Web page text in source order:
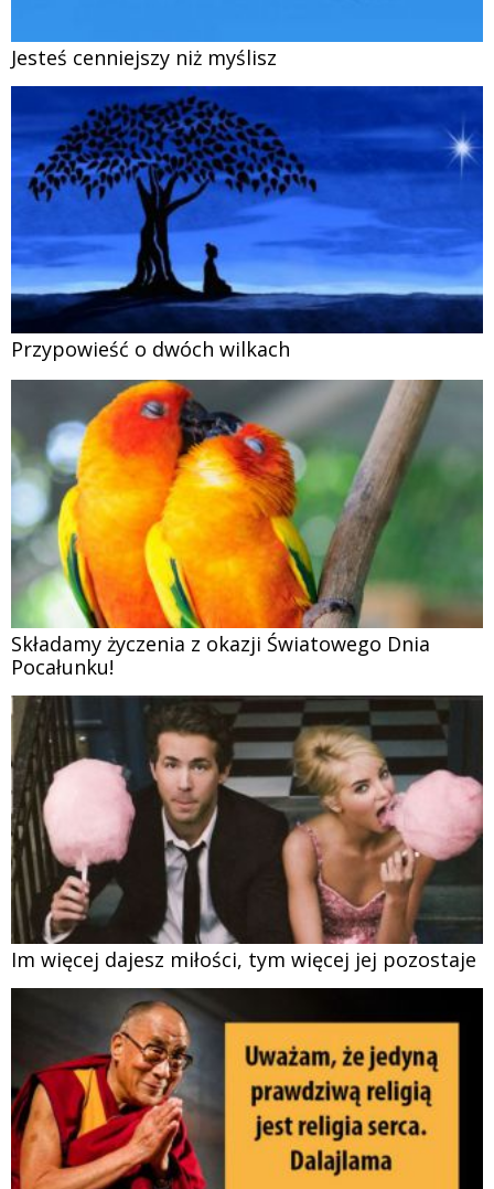
Jesteś cenniejszy niż myślisz
Przypowieść o dwóch wilkach
Składamy życzenia z okazji Światowego Dnia
Pocałunku!
Im więcej dajesz miłości, tym więcej jej pozostaje